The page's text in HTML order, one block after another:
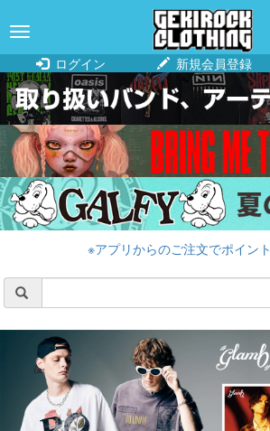
navigation
ログイン
新規会員登録
※アプリからのご注文でポイント